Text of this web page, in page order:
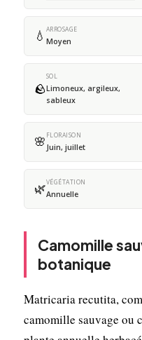
💧 ARROSAGE
Moyen
🪨
SOL
Limoneux, argileux,
sableux
🌸 FLORAISON
Juin, juillet
🌿VÉGÉTATION
Annuelle
Camomille
botanique
Matricaria recutita,
camomille sauvage ou